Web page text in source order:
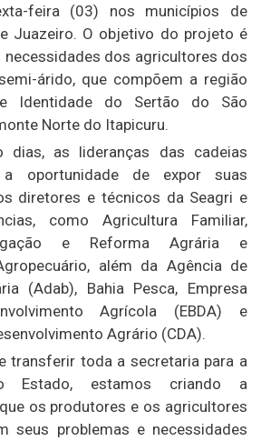
feira (03) nos municípios de
Juazeiro. O objetivo do projeto é
necessidades dos agricultores dos
árido, que compõem a região
Identidade do Sertão do São
Norte do Itapicuru.
dias, as lideranças das cadeias
oportunidade de expor suas
diretores e técnicos da Seagri e
como Agricultura Familiar,
e Reforma Agrária e
além da Agência de
(Adab), Bahia Pesca, Empresa
Agrícola (EBDA) e
Agrário (CDA).
transferir toda a secretaria para a
Estado, estamos criando a
os produtores e os agricultores
seus problemas e necessidades